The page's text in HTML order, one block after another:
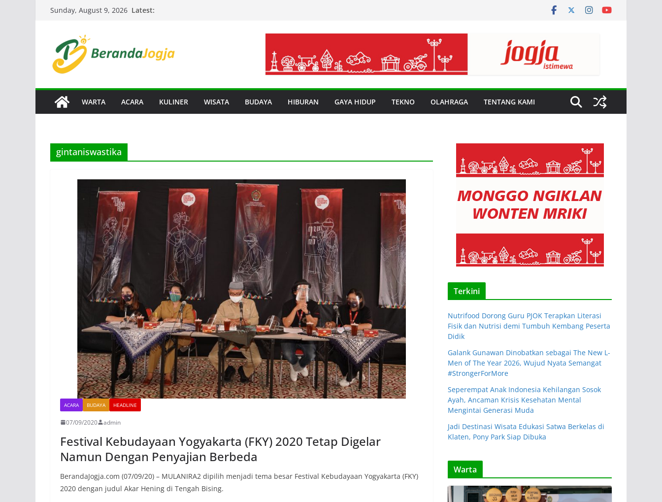
Sunday, August 9, 2026 Latest:
WARTA ACARA KULINER WISATA BUDAYA HIBURAN GAYA HIDUP TEKNO OLAHRAGA TENTANG KAMI
gintaniswastika
ACARA BUDAYA HEADLINE
07/09/2020 admin
Festival Kebudayaan Yogyakarta (FKY) 2020 Tetap Digelar
Namun Dengan Penyajian Berbeda
BerandaJogja.com (07/09/20) – MULANIRA2 dipilih menjadi tema besar Festival Kebudayaan Yogyakarta (FKY)
2020 dengan judul Akar Hening di Tengah Bising.
Terkini
Nutrifood Dorong Guru PJOK Terapkan Literasi
Fisik dan Nutrisi demi Tumbuh Kembang Peserta
Didik
Galank Gunawan Dinobatkan sebagai The New L-
Men of The Year 2026, Wujud Nyata Semangat
#StrongerForMore
Seperempat Anak Indonesia Kehilangan Sosok
Ayah, Ancaman Krisis Kesehatan Mental
Mengintai Generasi Muda
Jadi Destinasi Wisata Edukasi Satwa Berkelas di
Klaten, Pony Park Siap Dibuka
Warta